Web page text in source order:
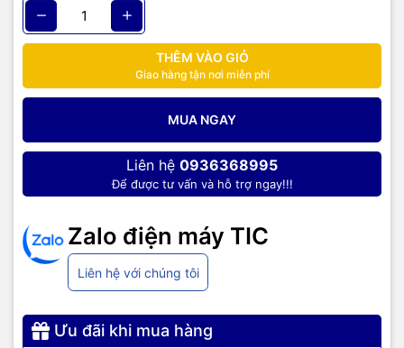
THÊM VÀO GIỎ
Giao hàng tận nơi miễn phí
MUA NGAY
Liên hệ 0936368995
Để được tư vấn và hỗ trợ ngay!!!
Zalo điện máy TIC
Liên hệ với chúng tôi
Ưu đãi khi mua hàng